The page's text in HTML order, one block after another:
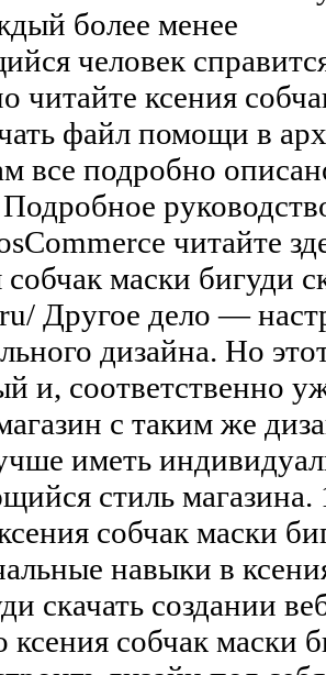
более менее
человек
читайте ксения
файл помощи в
все подробно
Подробное
читайте
маски бигуди
Другое дело —
дизайна. Но
и, соответственно
с таким же
иметь
стиль магазина.
собчак маски
навыки в
скачать создании
ксения собчак маски